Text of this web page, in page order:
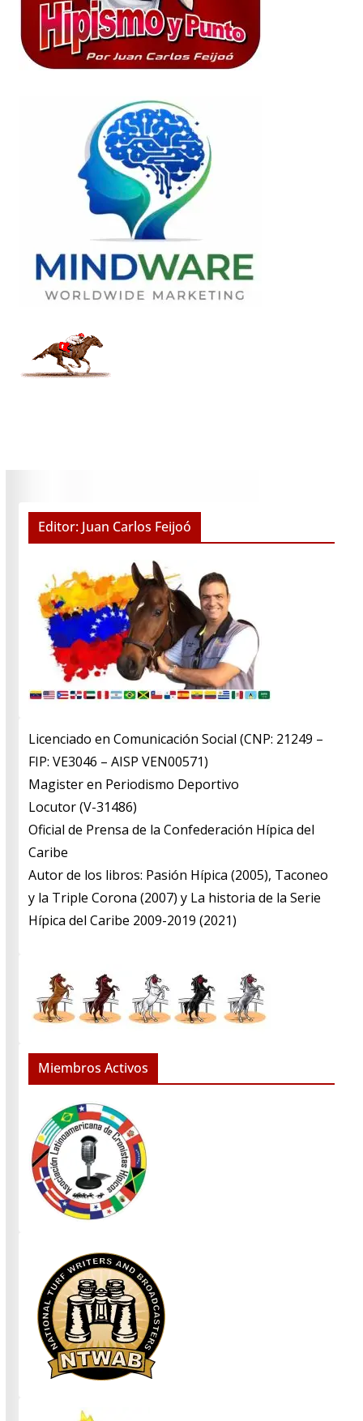
Editor: Juan Carlos Feijoó
Licenciado en Comunicación Social (CNP: 21249 –
FIP: VE3046 – AISP VEN00571)
​Magister en Periodismo Deportivo
​Locutor (V-31486)
​Oficial de Prensa de la Confederación Hípica del
Caribe
​Autor de los libros: Pasión Hípica (2005), Taconeo
y la Triple Corona (2007) y La historia de la Serie
Hípica del Caribe 2009-2019 (2021)
Miembros Activos